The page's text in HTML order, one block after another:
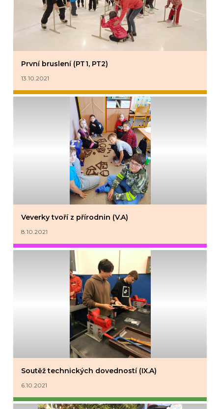
První bruslení (PT1, PT2)
13.10.2021
Veverky tvoří z přírodnin (V.A)
8.10.2021
Soutěž technických dovedností (IX.A)
6.10.2021